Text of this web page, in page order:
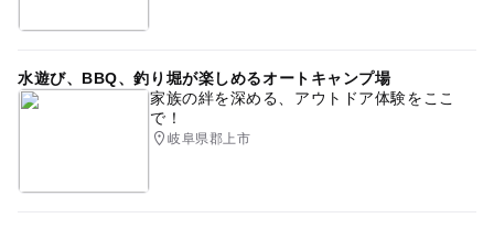
水遊び、BBQ、釣り堀が楽しめるオートキャンプ場
家族の絆を深める、アウトドア体験をここ
で！
岐阜県郡上市